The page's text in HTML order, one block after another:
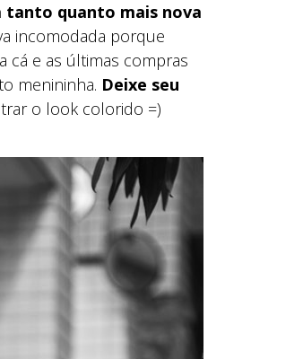
tanto quanto mais nova
incomodada porque
cá e as últimas compras
menininha. Deixe seu
o look colorido =)